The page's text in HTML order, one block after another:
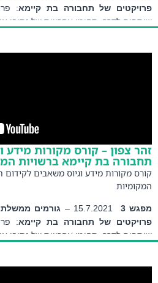
של תחבורה בת קיימא
לדרך, תחומי אחרייות של נתיבי איילון
ההרצאה: מנקודה לנקודה ניידות בטוחה,
צפון – קורס מקורות מידע
בת קיימא ברשויות
מקורות מידע וגיוס משאבים לקידום
3
15.7.2021 –
של תחבורה בת קיימא
לדרך, תחומי אחרייות של נתיבי איילון
תכנית אב לשבילי אופניים של קק"ל